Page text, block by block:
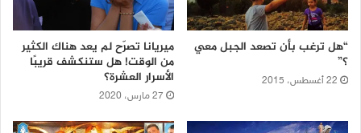
“هل ترغب بأن تصعد الجبل معي
؟”
22 أغسطس، 2015
ميريانا تصرّح لم يعد هناك الكثير
من الوقت! هل ستنكشف قريبًا
الأسرار العشرة؟
27 مارس، 2020